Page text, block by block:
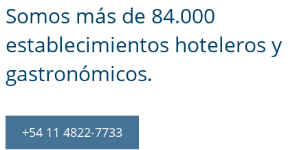
Somos más de 84.000
establecimientos hoteleros y
gastronómicos.
+54 11 4822-7733